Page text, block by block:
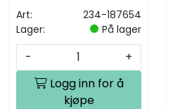
Art:
234-187654
Lager:
På lager
-
+
Logg inn for å
kjøpe